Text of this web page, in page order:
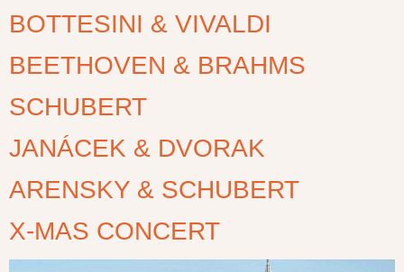
BOTTESINI & VIVALDI
BEETHOVEN & BRAHMS
SCHUBERT
JANÁCEK & DVORAK
ARENSKY & SCHUBERT
X-MAS CONCERT